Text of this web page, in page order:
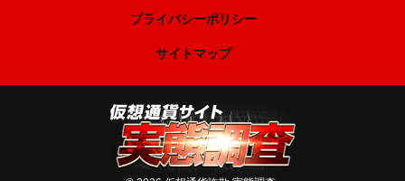
プライバシーポリシー
サイトマップ